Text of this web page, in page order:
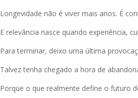
Longevidade não é viver mais anos. É
E relevância nasce quando experiência,
Para terminar, deixo uma última
Talvez tenha chegado a hora de
Porque o que realmente define o futuro